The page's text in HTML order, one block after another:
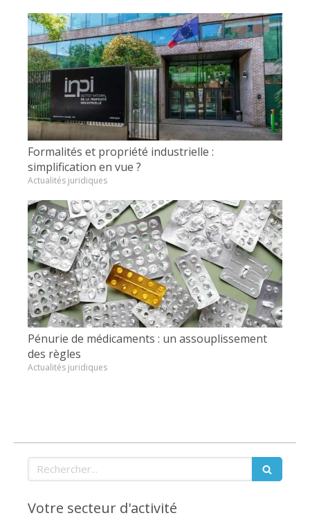
Formalités et propriété industrielle :
simplification en vue ?
Actualités juridiques
Pénurie de médicaments : un assouplissement
des règles
Actualités juridiques
Rechercher
Votre secteur d'activité